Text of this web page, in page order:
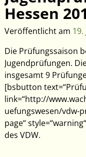
Hessen
Veröffentlicht am 19.
Die Prüfungssaison
Jugendprüfungen.
insgesamt 9
[bsbutton
link=“http://
uefungswesen/vdw-
page“
des VDW.